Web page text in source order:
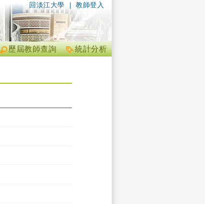
| 教師登入
回淡江大學
統計分析
歷屆教師查詢